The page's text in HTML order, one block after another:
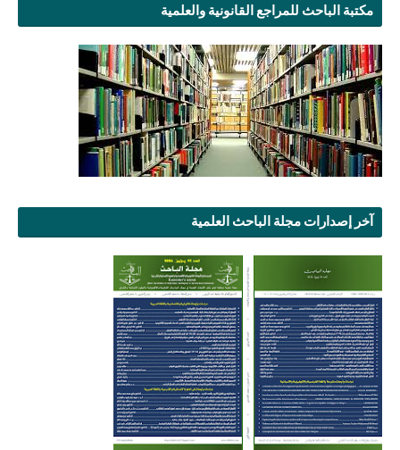
مكتبة الباحث للمراجع القانونية والعلمية
آخر إصدارات مجلة الباحث العلمية